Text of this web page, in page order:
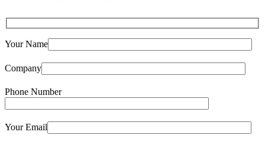
Your Name
Company
Phone Number
Your Email